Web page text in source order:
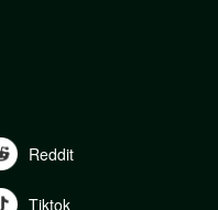
Reddit
Tiktok